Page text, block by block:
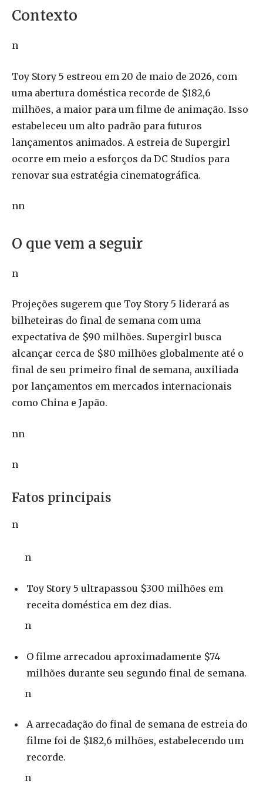
Contexto
n
Toy Story 5 estreou em 20 de maio de 2026, com
uma abertura doméstica recorde de $182,6
milhões, a maior para um filme de animação. Isso
estabeleceu um alto padrão para futuros
lançamentos animados. A estreia de Supergirl
ocorre em meio a esforços da DC Studios para
renovar sua estratégia cinematográfica.
nn
O que vem a seguir
n
Projeções sugerem que Toy Story 5 liderará as
bilheteiras do final de semana com uma
expectativa de $90 milhões. Supergirl busca
alcançar cerca de $80 milhões globalmente até o
final de seu primeiro final de semana, auxiliada
por lançamentos em mercados internacionais
como China e Japão.
nn
n
Fatos principais
n
n
Toy Story 5 ultrapassou $300 milhões em
receita doméstica em dez dias.
n
O filme arrecadou aproximadamente $74
milhões durante seu segundo final de semana.
n
A arrecadação do final de semana de estreia do
filme foi de $182,6 milhões, estabelecendo um
recorde.
n